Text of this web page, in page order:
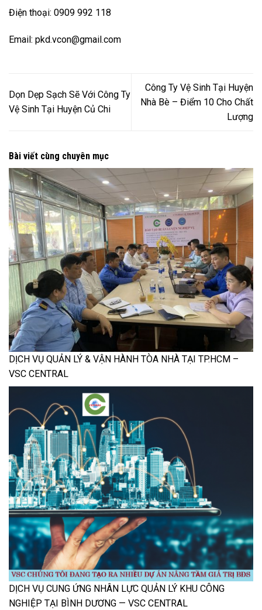
Điện thoại: 0909 992 118
Email: pkd.vcon@gmail.com
Dọn Dẹp Sạch Sẽ Với Công Ty
Vệ Sinh Tại Huyện Củ Chi
Công Ty Vệ Sinh Tại Huyện
Nhà Bè – Điểm 10 Cho Chất
Lượng
Bài viết cùng chuyên mục
DỊCH VỤ QUẢN LÝ & VẬN HÀNH TÒA NHÀ TẠI TP.HCM –
VSC CENTRAL
DỊCH VỤ CUNG ỨNG NHÂN LỰC QUẢN LÝ KHU CÔNG
NGHIỆP TẠI BÌNH DƯƠNG — VSC CENTRAL